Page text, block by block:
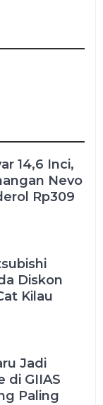
14,6 Inci,
Nevo
Rp309
Diskon
Kilau
Jadi
di GIIAS
Paling